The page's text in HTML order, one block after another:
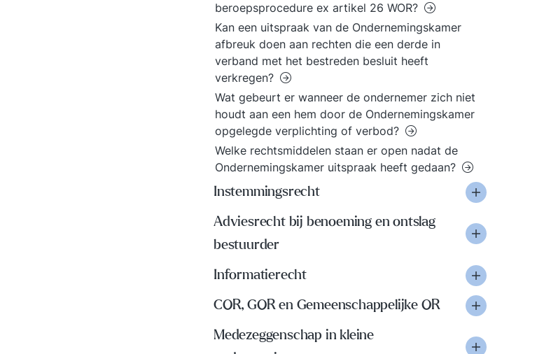
beroepsprocedure ex artikel 26 WOR?
Kan een uitspraak van de Ondernemingskamer
afbreuk doen aan rechten die een derde in
verband met het bestreden besluit heeft
verkregen?
Wat gebeurt er wanneer de ondernemer zich niet
houdt aan een hem door de Ondernemingskamer
opgelegde verplichting of verbod?
Welke rechtsmiddelen staan er open nadat de
Ondernemingskamer uitspraak heeft gedaan?
Instemmingsrecht
Adviesrecht bij benoeming en ontslag
bestuurder
Informatierecht
COR, GOR en Gemeenschappelijke OR
Medezeggenschap in kleine